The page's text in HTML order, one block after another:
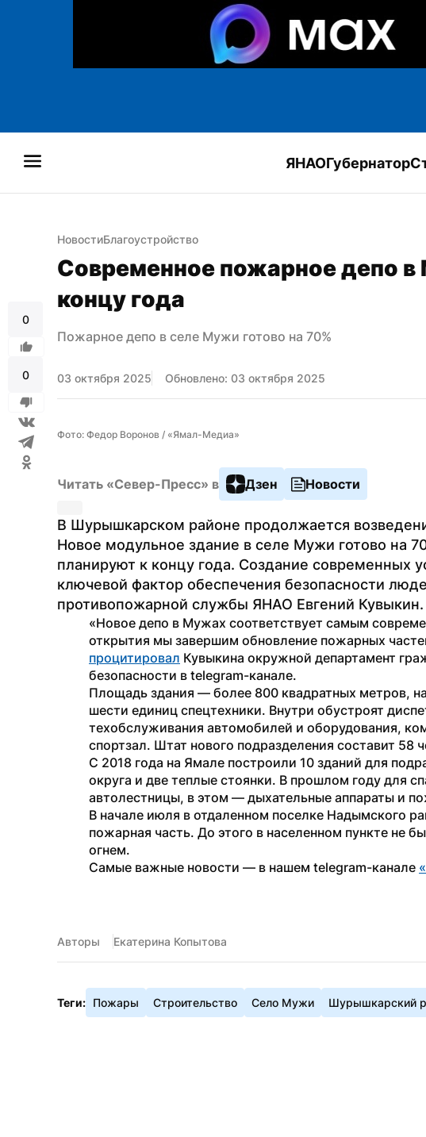
ЯНАОГубернатор
0
0
НовостиБлагоустройство
Современное пожарное депо
концу года
Пожарное депо в селе Мужи готово на 70%
03 октября 2025 Обновлено: 03 октября 2025
Фото: Федор Воронов / «Ямал-Медиа»
Читать «Север-Пресс» в Дзен Новости
В Шурышкарском районе продолжается
Новое модульное здание в селе Мужи готово на
планируют к концу года. Создание современных
ключевой фактор обеспечения безопасности
противопожарной службы ЯНАО Евгений Кувыкин.
«Новое депо в Мужах соответствует самым
процитировал Кувыкина окружной департамент
безопасности в telegram-канале.
Площадь здания — более 800 квадратных метров,
шести единиц спецтехники. Внутри обустроят
техобслуживания автомобилей и оборудования,
спортзал. Штат нового подразделения составит 58
С 2018 года на Ямале построили 10 зданий для
округа и две теплые стоянки. В прошлом году для
автолестницы, в этом — дыхательные аппараты и
В начале июля в отдаленном поселке Надымского
пожарная часть. До этого в населенном пункте не
огнем.
Самые важные новости — в нашем telegram-канале
Авторы Екатерина Копытова
Теги: Пожары Строительство Село Мужи Шурышкарский